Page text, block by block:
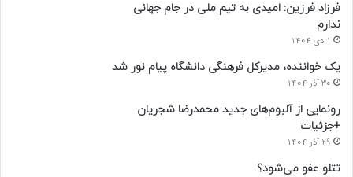
فرزاد فرزین: امیدی به تیم ملی در جام جهانی
ندارم
1 دی 1404
یک خواننده، مدیرکل فرهنگی دانشگاه پیام نور شد
30 آذر 1404
رونمایی از آلبوم‌های جدید محمدرضا شجریان
+جزئیات
29 آذر 1404
تتلو عفو می‌شود؟